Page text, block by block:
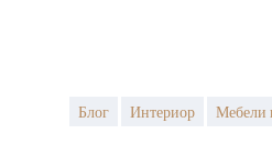
Блог Интериор Мебели